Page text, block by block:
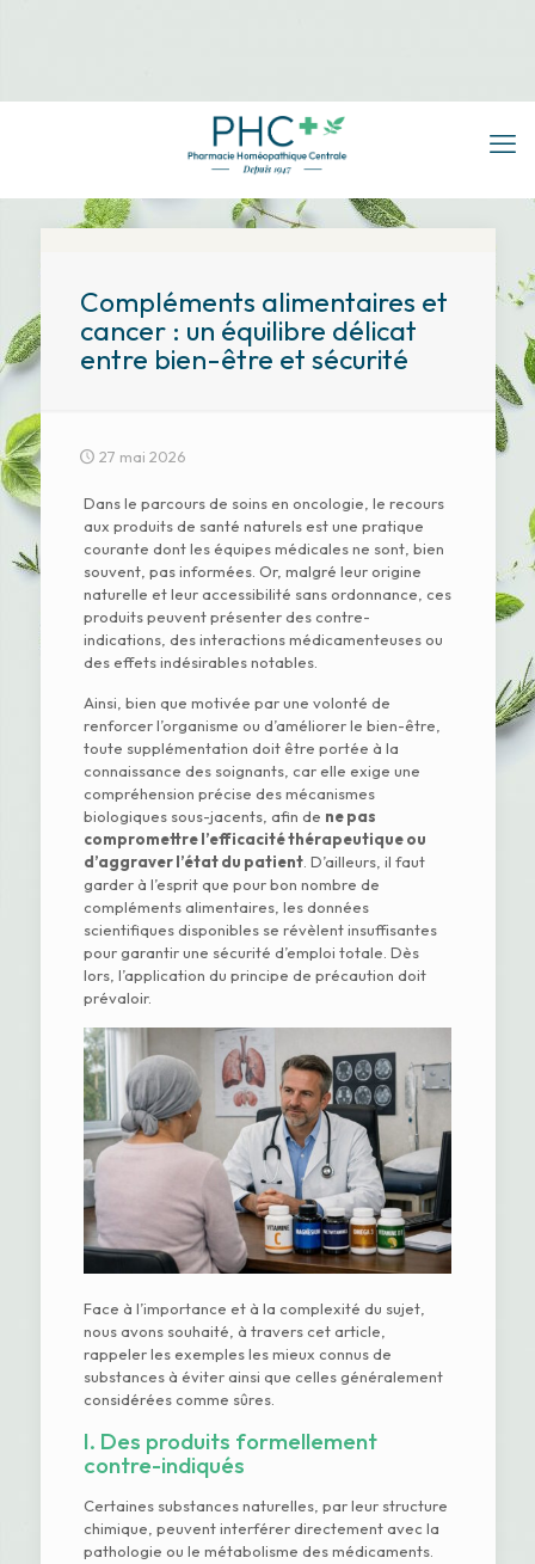
Compléments alimentaires et
cancer : un équilibre délicat
entre bien-être et sécurité
27 mai 2026
Dans le parcours de soins en oncologie, le recours
aux produits de santé naturels est une pratique
courante dont les équipes médicales ne sont, bien
souvent, pas informées. Or, malgré leur origine
naturelle et leur accessibilité sans ordonnance, ces
produits peuvent présenter des contre-
indications, des interactions médicamenteuses ou
des effets indésirables notables.
Ainsi, bien que motivée par une volonté de
renforcer l’organisme ou d’améliorer le bien-être,
toute supplémentation doit être portée à la
connaissance des soignants, car elle exige une
compréhension précise des mécanismes
biologiques sous-jacents, afin de ne pas
compromettre l’efficacité thérapeutique ou
d’aggraver l’état du patient. D’ailleurs, il faut
garder à l’esprit que pour bon nombre de
compléments alimentaires, les données
scientifiques disponibles se révèlent insuffisantes
pour garantir une sécurité d’emploi totale. Dès
lors, l’application du principe de précaution doit
prévaloir.
Face à l’importance et à la complexité du sujet,
nous avons souhaité, à travers cet article,
rappeler les exemples les mieux connus de
substances à éviter ainsi que celles généralement
considérées comme sûres.
I. Des produits formellement
contre-indiqués
Certaines substances naturelles, par leur structure
chimique, peuvent interférer directement avec la
pathologie ou le métabolisme des médicaments.